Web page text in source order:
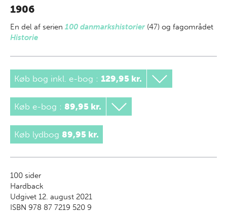
1906
En del af serien 100 danmarkshistorier (47) og fagområdet
Historie
Køb bog inkl. e-bog : 129,95 kr.
Køb e-bog : 89,95 kr.
Køb lydbog 89,95 kr.
100 sider
Hardback
Udgivet 12. august 2021
ISBN 978 87 7219 520 9